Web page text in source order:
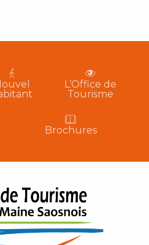
L’Office de
Tourisme
Brochures